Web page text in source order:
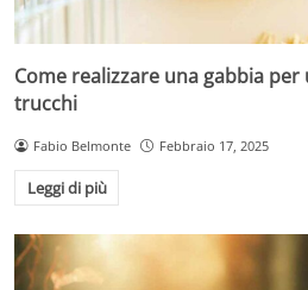
Come realizzare una gabbia
trucchi
Fabio Belmonte Febbraio 17, 2025
Leggi di più